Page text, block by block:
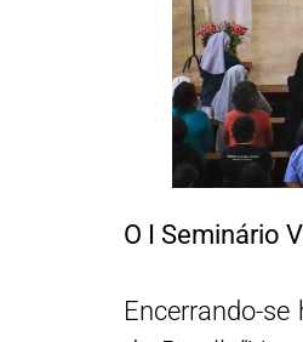
O I Seminário
Encerrando-